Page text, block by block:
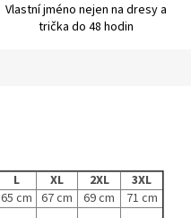
Vlastní jméno nejen na dresy a
trička do 48 hodin
L XL 2XL
3XL
65 cm 67 cm 69 cm
71 cm